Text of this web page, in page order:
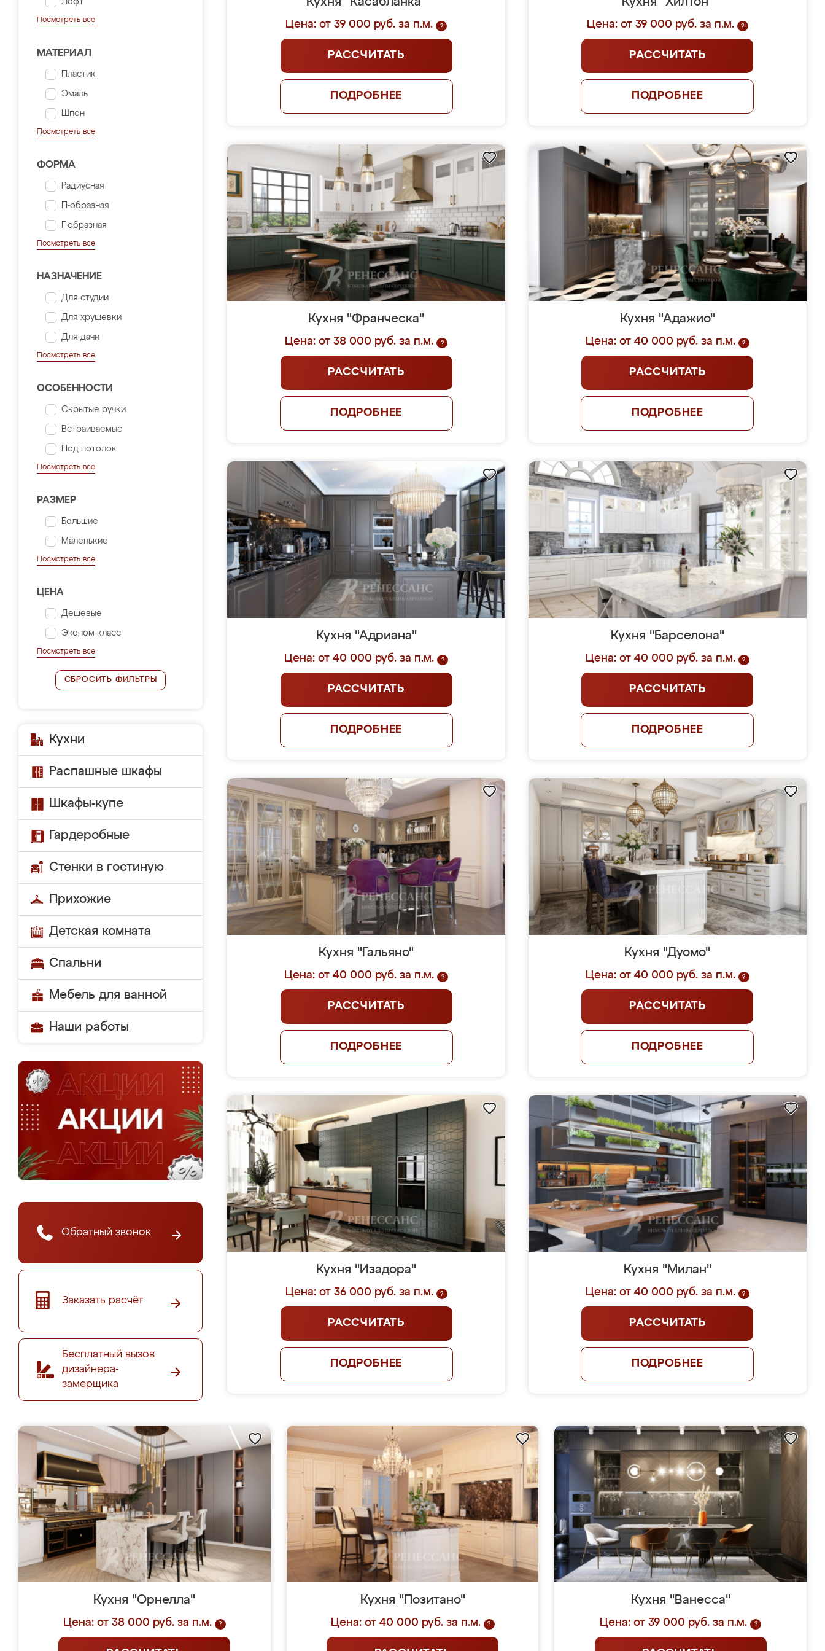
Лофт
Посмотреть все
МАТЕРИАЛ
Пластик
Эмаль
Шпон
Посмотреть все
ФОРМА
Радиусная
П-образная
Г-образная
Посмотреть все
НАЗНАЧЕНИЕ
Для студии
Для хрущевки
Для дачи
Посмотреть все
ОСОБЕННОСТИ
Скрытые ручки
Встраиваемые
Под потолок
Посмотреть все
РАЗМЕР
Большие
Маленькие
Посмотреть все
ЦЕНА
Дешевые
Эконом-класс
Посмотреть все
СБРОСИТЬ ФИЛЬТРЫ
Кухни
Распашные шкафы
Шкафы-купе
Гардеробные
Стенки в гостиную
Прихожие
Детская комната
Спальни
Мебель для ванной
Наши работы
Обратный звонок
Заказать расчёт
Бесплатный вызов
дизайнера-
замерщика
Цена: от 39 000 руб. за п.м. ?
РАССЧИТАТЬ
ПОДРОБНЕЕ
Цена: от 39 000 руб. за п.м. ?
РАССЧИТАТЬ
ПОДРОБНЕЕ
Кухня "Франческа"
Цена: от 38 000 руб. за п.м. ?
РАССЧИТАТЬ
ПОДРОБНЕЕ
Кухня "Адажио"
Цена: от 40 000 руб. за п.м. ?
РАССЧИТАТЬ
ПОДРОБНЕЕ
Кухня "Адриана"
Цена: от 40 000 руб. за п.м. ?
РАССЧИТАТЬ
ПОДРОБНЕЕ
Кухня "Барселона"
Цена: от 40 000 руб. за п.м. ?
РАССЧИТАТЬ
ПОДРОБНЕЕ
Кухня "Гальяно"
Цена: от 40 000 руб. за п.м. ?
РАССЧИТАТЬ
ПОДРОБНЕЕ
Кухня "Дуомо"
Цена: от 40 000 руб. за п.м. ?
РАССЧИТАТЬ
ПОДРОБНЕЕ
Кухня "Изадора"
Цена: от 36 000 руб. за п.м. ?
РАССЧИТАТЬ
ПОДРОБНЕЕ
Кухня "Милан"
Цена: от 40 000 руб. за п.м. ?
РАССЧИТАТЬ
ПОДРОБНЕЕ
Кухня "Орнелла"
Цена: от 38 000 руб. за п.м. ?
Кухня "Позитано"
Цена: от 40 000 руб. за п.м. ?
Кухня "Ванесса"
Цена: от 39 000 руб. за п.м. ?